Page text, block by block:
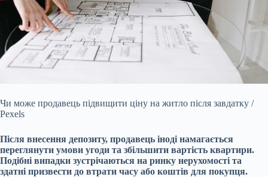
Чи може продавець підвищити ціну на житло після завдатку /
Pexels
Після внесення депозиту, продавець іноді намагається
переглянути умови угоди та збільшити вартість квартири.
Подібні випадки зустрічаються на ринку нерухомості та
здатні призвести до втрати часу або коштів для покупця.